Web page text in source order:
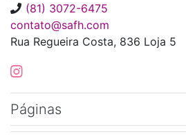
(81) 3072-6475
contato@safh.com
Rua Regueira Costa, 836 Loja 5
Páginas